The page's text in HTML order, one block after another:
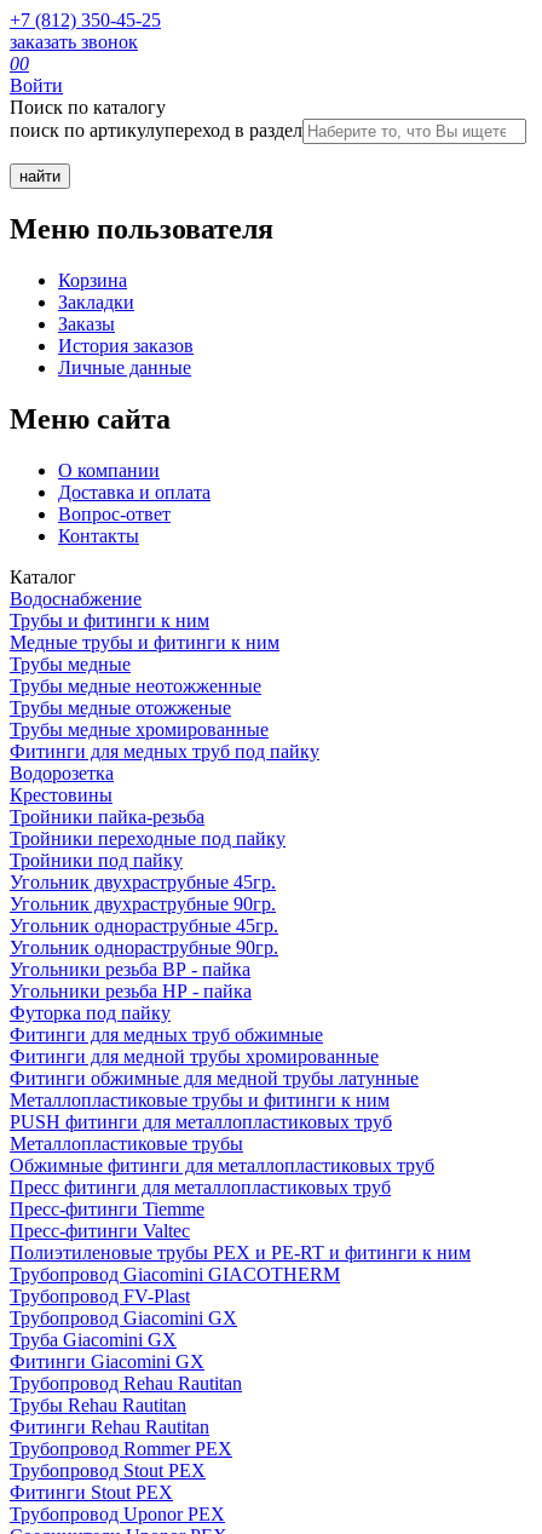
+7 (812) 350-45-25
заказать звонок
00
Войти
Поиск по каталогу
поиск по артикулупереход в раздел
Меню пользователя
Корзина
Закладки
Заказы
История заказов
Личные данные
Меню сайта
О компании
Доставка и оплата
Вопрос-ответ
Контакты
Каталог
Водоснабжение
Трубы и фитинги к ним
Медные трубы и фитинги к ним
Трубы медные
Трубы медные неотожженные
Трубы медные отожженые
Трубы медные хромированные
Фитинги для медных труб под пайку
Водорозетка
Крестовины
Тройники пайка-резьба
Тройники переходные под пайку
Тройники под пайку
Угольник двухраструбные 45гр.
Угольник двухраструбные 90гр.
Угольник однораструбные 45гр.
Угольник однораструбные 90гр.
Угольники резьба ВР - пайка
Угольники резьба НР - пайка
Футорка под пайку
Фитинги для медных труб обжимные
Фитинги для медной трубы хромированные
Фитинги обжимные для медной трубы латунные
Металлопластиковые трубы и фитинги к ним
PUSH фитинги для металлопластиковых труб
Металлопластиковые трубы
Обжимные фитинги для металлопластиковых труб
Пресс фитинги для металлопластиковых труб
Пресс-фитинги Tiemme
Пресс-фитинги Valtec
Полиэтиленовые трубы PEX и PE-RT и фитинги к ним
Трубопровод Giacomini GIACOTHERM
Трубопровод FV-Plast
Трубопровод Giacomini GX
Труба Giacomini GX
Фитинги Giacomini GX
Трубопровод Rehau Rautitan
Трубы Rehau Rautitan
Фитинги Rehau Rautitan
Трубопровод Rommer PEX
Трубопровод Stout PEX
Фитинги Stout PEX
Трубопровод Uponor PEX